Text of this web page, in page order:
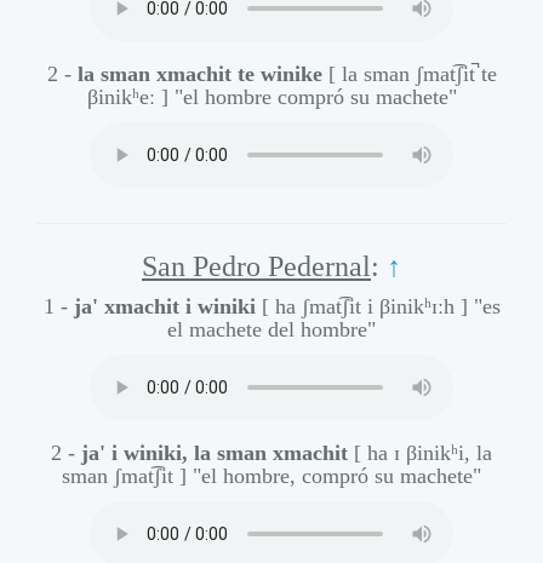
2 - la sman xmachit te winike [ la sman ʃmat͡ʃit̚ te
βinikʰeː ] "el hombre compró su machete"
San Pedro Pedernal: ↑
1 - ja' xmachit i winiki [ ha ʃmat͡ʃit i βinikʰɪːh ] "es
el machete del hombre"
2 - ja' i winiki, la sman xmachit [ ha ɪ βinikʰi, la
sman ʃmat͡ʃit ] "el hombre, compró su machete"